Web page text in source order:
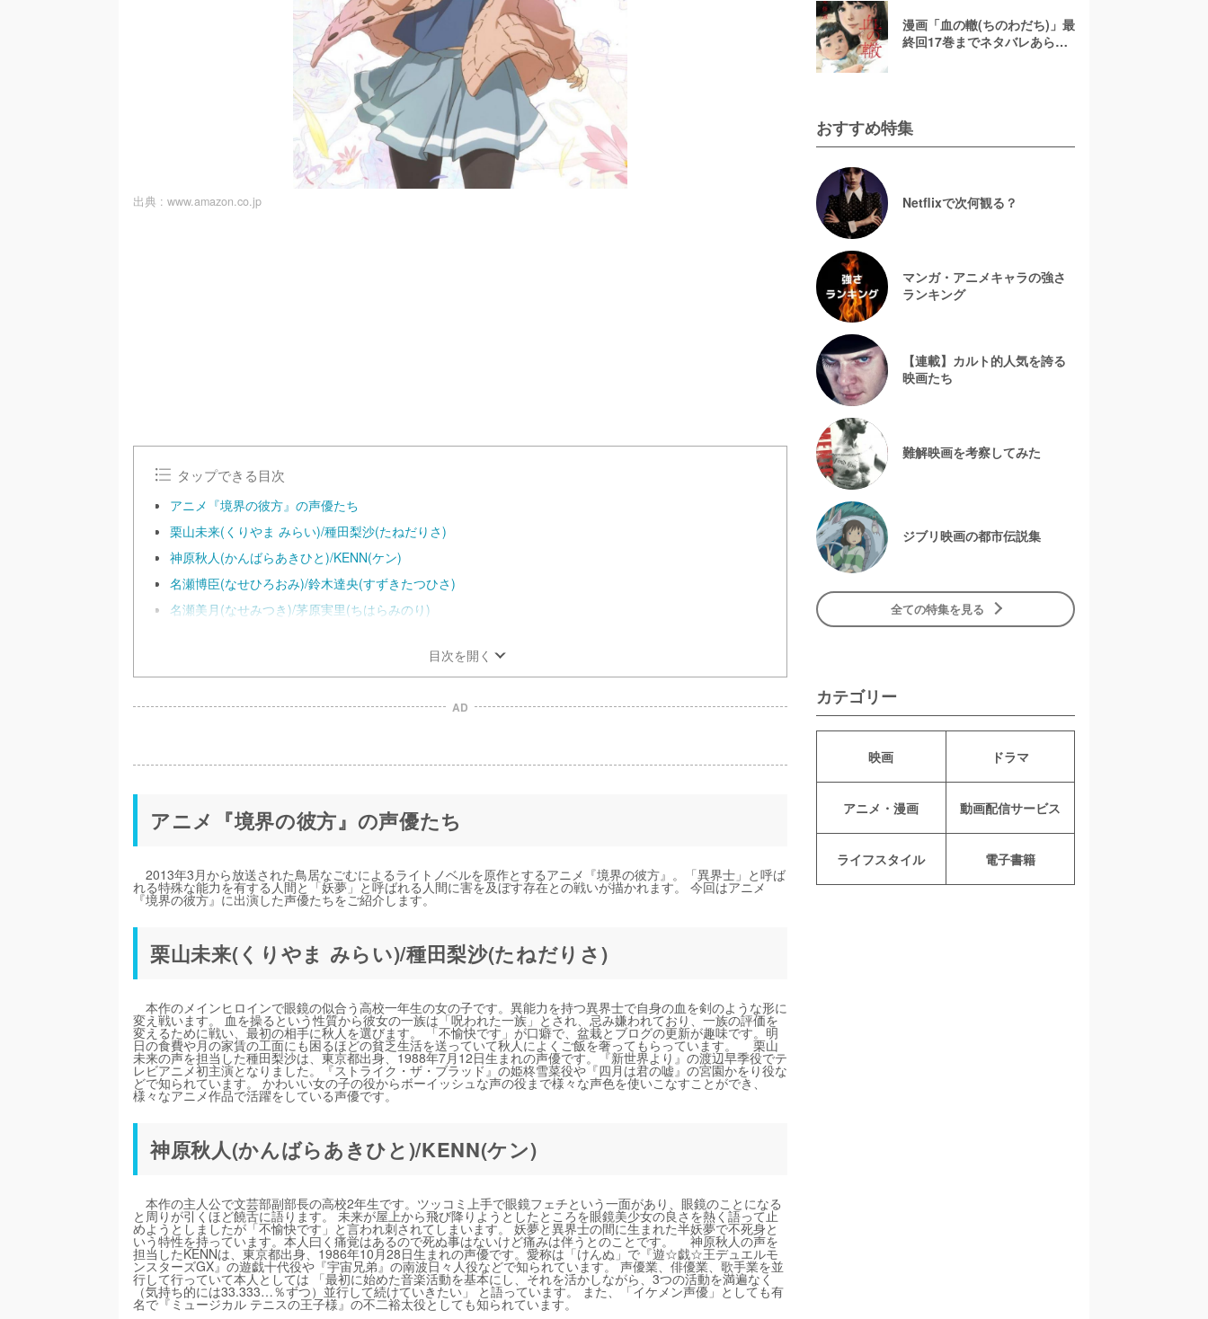
出典 : www.amazon.co.jp
タップできる目次
アニメ『境界の彼方』の声優たち
栗山未来(くりやま みらい)/種田梨沙(たねだりさ)
神原秋人(かんばらあきひと)/KENN(ケン)
名瀬博臣(なせひろおみ)/鈴木達央(すずきたつひさ)
名瀬美月(なせみつき)/茅原実里(ちはらみのり)
目次を開く
AD
アニメ『境界の彼方』の声優たち
2013年3月から放送された鳥居なごむによるライトノベルを原作とするアニメ『境界の彼方』。「異界士」と呼ば
れる特殊な能力を有する人間と「妖夢」と呼ばれる人間に害を及ぼす存在との戦いが描かれます。 今回はアニメ
『境界の彼方』に出演した声優たちをご紹介します。
栗山未来(くりやま みらい)/種田梨沙(たねだりさ)
本作のメインヒロインで眼鏡の似合う高校一年生の女の子です。異能力を持つ異界士で自身の血を剣のような形に
変え戦います。 血を操るという性質から彼女の一族は「呪われた一族」とされ、忌み嫌われており、一族の評価を
変えるために戦い、最初の相手に秋人を選びます。 「不愉快です」が口癖で、盆栽とブログの更新が趣味です。明
日の食費や月の家賃の工面にも困るほどの貧乏生活を送っていて秋人によくご飯を奢ってもらっています。 栗山
未来の声を担当した種田梨沙は、東京都出身、1988年7月12日生まれの声優です。『新世界より』の渡辺早季役でテ
レビアニメ初主演となりました。『ストライク・ザ・ブラッド』の姫柊雪菜役や『四月は君の嘘』の宮園かをり役な
どで知られています。 かわいい女の子の役からボーイッシュな声の役まで様々な声色を使いこなすことができ、
様々なアニメ作品で活躍をしている声優です。
神原秋人(かんばらあきひと)/KENN(ケン)
本作の主人公で文芸部副部長の高校2年生です。ツッコミ上手で眼鏡フェチという一面があり、眼鏡のことになる
と周りが引くほど饒舌に語ります。 未来が屋上から飛び降りようとしたところを眼鏡美少女の良さを熱く語って止
めようとしましたが「不愉快です」と言われ刺されてしまいます。 妖夢と異界士の間に生まれた半妖夢で不死身と
いう特性を持っています。本人曰く痛覚はあるので死ぬ事はないけど痛みは伴うとのことです。 神原秋人の声を
担当したKENNは、東京都出身、1986年10月28日生まれの声優です。愛称は「けんぬ」で『遊☆戯☆王デュエルモ
ンスターズGX』の遊戯十代役や『宇宙兄弟』の南波日々人役などで知られています。 声優業、俳優業、歌手業を並
行して行っていて本人としては 「最初に始めた音楽活動を基本にし、それを活かしながら、3つの活動を満遍なく
（気持ち的には33.333…％ずつ）並行して続けていきたい」 と語っています。 また、「イケメン声優」としても有
名で『ミュージカル テニスの王子様』の不二裕太役としても知られています。
漫画「血の轍(ちのわだち)」最
終回17巻までネタバレあらす
おすすめ特集
Netflixで次何観る？
マンガ・アニメキャラの強さ
ランキング
【連載】カルト的人気を誇る
映画たち
難解映画を考察してみた
ジブリ映画の都市伝説集
全ての特集を見る
カテゴリー
映画 ドラマ
アニメ・漫画 動画配信サービス
ライフスタイル 電子書籍